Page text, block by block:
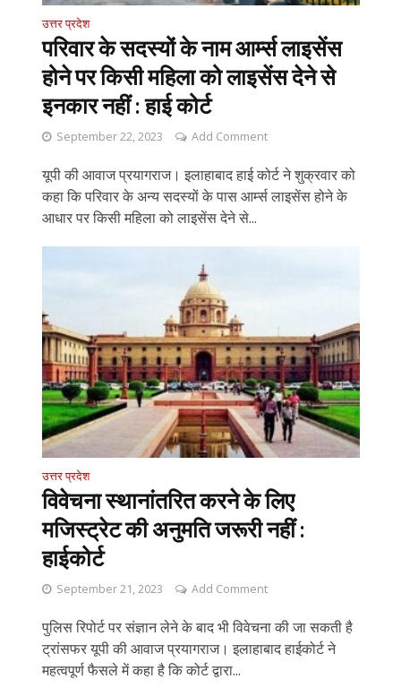
उत्तर प्रदेश
परिवार के सदस्यों के नाम आर्म्स लाइसेंस
होने पर किसी महिला को लाइसेंस देने से
इनकार नहीं : हाई कोर्ट
September 22, 2023 Add Comment
यूपी की आवाज प्रयागराज। इलाहाबाद हाई कोर्ट ने शुक्रवार को
कहा कि परिवार के अन्य सदस्यों के पास आर्म्स लाइसेंस होने के
आधार पर किसी महिला को लाइसेंस देने से...
उत्तर प्रदेश
विवेचना स्थानांतरित करने के लिए
मजिस्ट्रेट की अनुमति जरूरी नहीं :
हाईकोर्ट
September 21, 2023 Add Comment
पुलिस रिपोर्ट पर संज्ञान लेने के बाद भी विवेचना की जा सकती है
ट्रांसफर यूपी की आवाज प्रयागराज। इलाहाबाद हाईकोर्ट ने
महत्वपूर्ण फैसले में कहा है कि कोर्ट द्वारा...